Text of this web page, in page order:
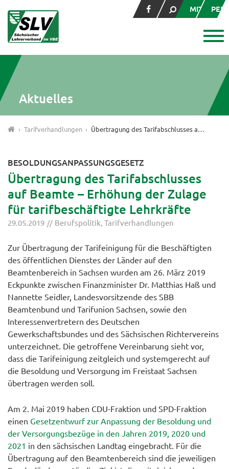
MITGLIED
Aktuelles
Tarifverhandlungen Übertragung des Tarifabschlusses auf Beamte – Erhöhung der Zulage für tarifbeschäftigte Lehrkräfte
BESOLDUNGSANPASSUNGSGESETZ
Übertragung des Tarifabschlusses
auf Beamte – Erhöhung der Zulage
für tarifbeschäftigte Lehrkräfte
29.05.2019 Berufspolitik Tarifverhandlungen
Zur Übertragung der Tarifeinigung für die Beschäftigten
des öffentlichen Dienstes der Länder auf den
Beamtenbereich in Sachsen wurden am 26. März 2019
Eckpunkte zwischen Finanzminister Dr. Matthias Haß und
Nannette Seidler, Landesvorsitzende des SBB
Beamtenbund und Tarifunion Sachsen, sowie den
Interessenvertretern des Deutschen
Gewerkschaftsbundes und des Sächsischen Richtervereins
unterzeichnet. Die getroffene Vereinbarung sieht vor,
dass die Tarifeinigung zeitgleich und systemgerecht auf
die Besoldung und Versorgung im Freistaat Sachsen
übertragen werden soll.
Am 2. Mai 2019 haben CDU-Fraktion und SPD-Fraktion
einen Gesetzentwurf zur Anpassung der Besoldung und
der Versorgungsbezüge in den Jahren 2019, 2020 und
2021 in den sächsischen Landtag eingebracht. Für die
Übertragung auf den Beamtenbereich sind die jeweiligen